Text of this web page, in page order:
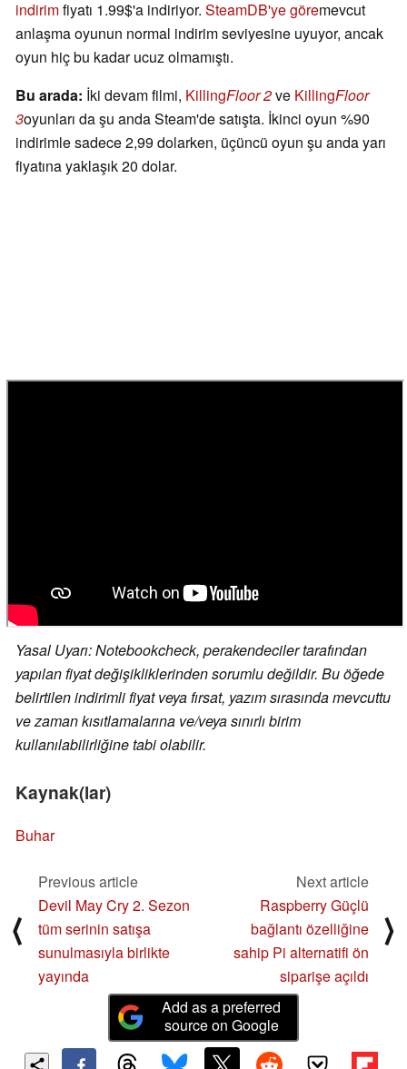
indirimfiyatı 1.99$'a indiriyor. SteamDB'ye göremevcut
anlaşma oyunun normal indirim seviyesine uyuyor, ancak
oyun hiç bu kadar ucuz olmamıştı.
Bu arada: İki devam filmi, KillingFloor 2ve KillingFloor
3oyunları da şu anda Steam'de satışta. İkinci oyun %90
indirimle sadece 2,99 dolarken, üçüncü oyun şu anda yarı
fiyatına yaklaşık 20 dolar.
Yasal Uyarı: Notebookcheck, perakendeciler tarafından
yapılan fiyat değişikliklerinden sorumlu değildir. Bu öğede
belirtilen indirimli fiyat veya fırsat, yazım sırasında mevcuttu
ve zaman kısıtlamalarına ve/veya sınırlı birim
kullanılabilirliğine tabi olabilir.
Kaynak(lar)
Buhar
⟨
Previous article
Devil May Cry 2. Sezon
tüm serinin satışa
sunulmasıyla birlikte
yayında
Next article
Raspberry Güçlü
bağlantı özelliğine
sahip Pi alternatifi ön
siparişe açıldı
⟩
Add as a preferred
source on Google